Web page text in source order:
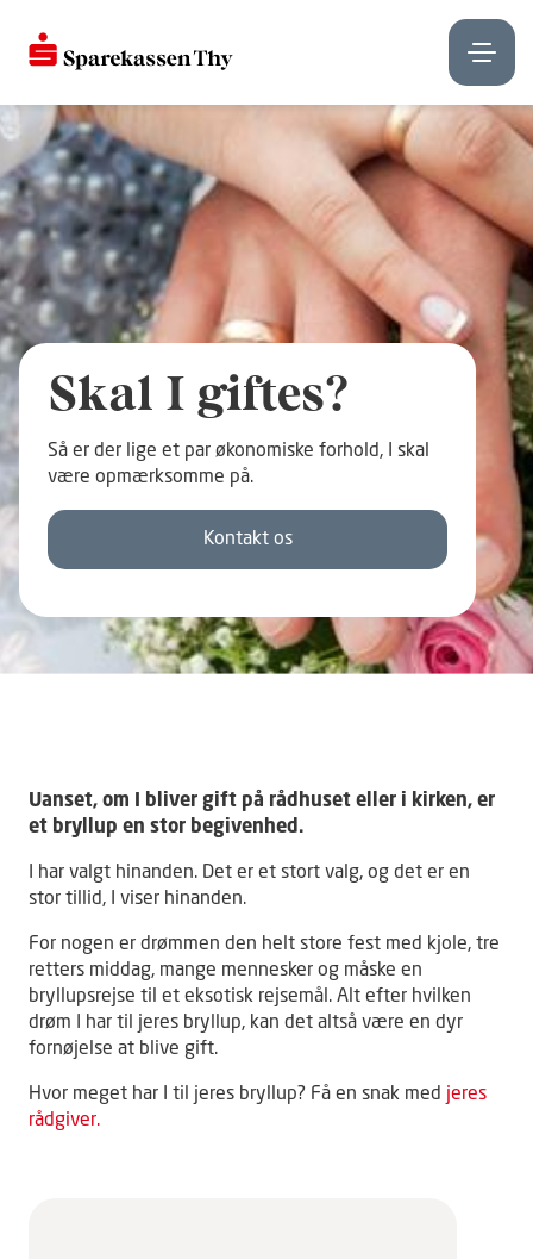
Skal I giftes?
Så er der lige et par økonomiske forhold, I skal
være opmærksomme på.
Kontakt os
Uanset, om I bliver gift på rådhuset eller i kirken, er
et bryllup en stor begivenhed.
I har valgt hinanden. Det er et stort valg, og det er en
stor tillid, I viser hinanden.
For nogen er drømmen den helt store fest med kjole, tre
retters middag, mange mennesker og måske en
bryllupsrejse til et eksotisk rejsemål. Alt efter hvilken
drøm I har til jeres bryllup, kan det altså være en dyr
fornøjelse at blive gift.
Hvor meget har I til jeres bryllup? Få en snak med jeres
rådgiver.